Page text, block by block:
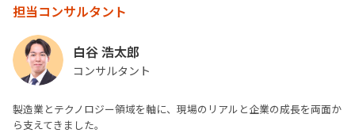
担当コンサルタント
白谷 浩太郎
コンサルタント
製造業とテクノロジー領域を軸に、現場のリアルと企業の成長を両面か
ら支えてきました。